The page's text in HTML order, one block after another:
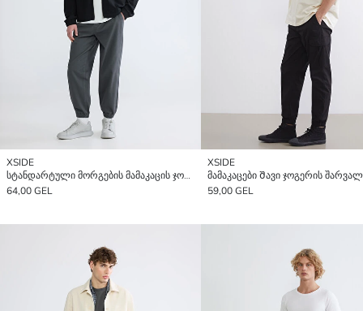
XSIDE
სტანდარტული მორგების მამაკაცის ჯოგერის შარვალი
64,00 GEL
XSIDE
მამაკაცები Შავი ჯოგერის
59,00 GEL